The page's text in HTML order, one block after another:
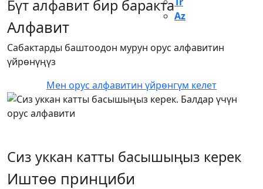
Az
Бүт алфавит бир баракта
Алфавит
Сабактарды баштоодон мурун орус алфавитин
үйрөнүңүз
Мен орус алфавитин үйрөнгүм келет
Сиз уккан катты басышыңыз керек
Иштөө принциби